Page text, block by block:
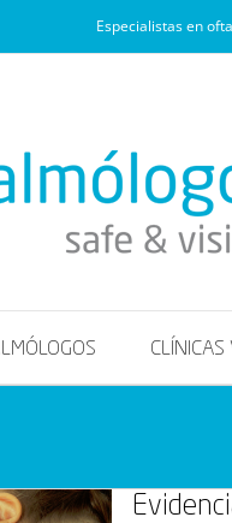
Especialistas en
CLÍNICAS